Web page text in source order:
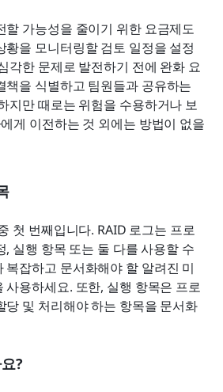
할 가능성을 줄이기 위한 요금제도
황을 모니터링할 검토 일정을 설정
각한 문제로 발전하기 전에 완화 요
책을 식별하고 팀원들과 공유하는
지만 때로는 위험을 수용하거나 보
게 이전하는 것 외에는 방법이 없을
첫 번째입니다. RAID 로그는 프로
, 실행 항목 또는 둘 다를 사용할 수
복잡하고 문서화해야 할 알려진 미
사용하세요. 또한, 실행 항목은 프로
당 및 처리해야 하는 항목을 문서화
?